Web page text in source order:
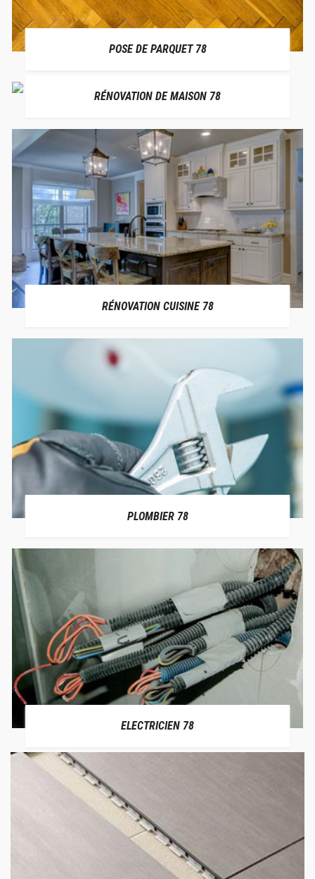
POSE DE PARQUET 78
RÉNOVATION DE MAISON 78
RÉNOVATION CUISINE 78
PLOMBIER 78
ELECTRICIEN 78